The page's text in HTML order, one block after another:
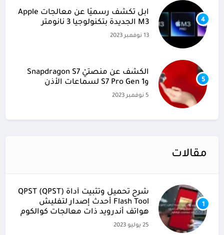
4
آبل تكشف رسميًا عن معالجات Apple
M3 الجديدة بتكنولوجيا 3 نانومتر
13 نوفمبر 2023
5
الكشف عن منصتيْ Snapdragon S7
وS7 Pro Gen 1 لسماعات الأذن
مقالات
1
شرح تحميل وتثبيت أداة (QPST (QPST
Flash Tool أحدث إصدار لتفليش
هواتف أندرويد ذات معالجات كوالكوم
25 يوليو 2023